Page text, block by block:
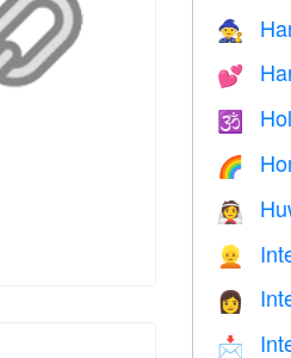
🧙
💕
🕉
🌈
👰
👱
👩
📩